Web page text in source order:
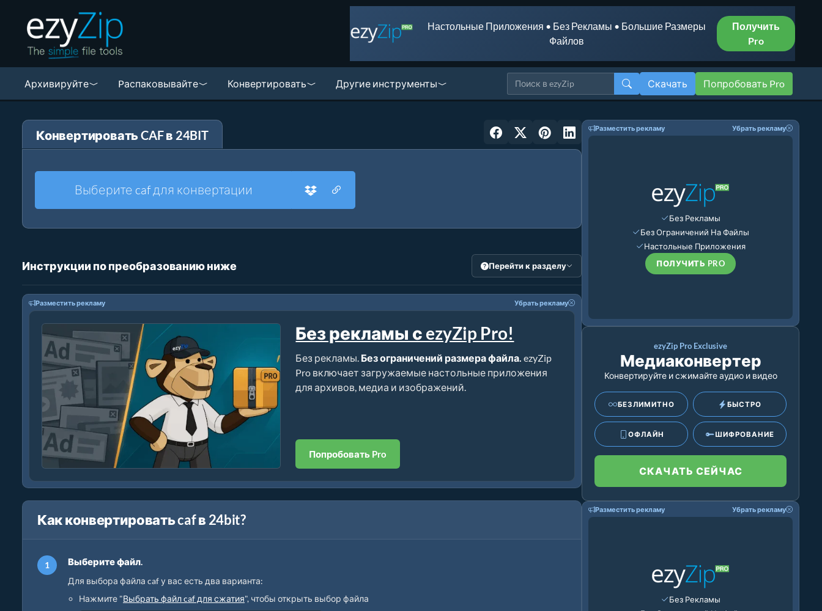
Настольные Приложения • Без Рекламы • Большие Размеры
Файлов
Получить
Pro
Архивируйте Pаспаковывайте Конвертировать Другие инструменты Скачать Попробовать Pro
Конвертировать CAF в 24BIT
Выберите caf для конвертации
Инструкции по преобразованию ниже Перейти к разделу
Разместить рекламу Убрать рекламу
Без рекламы с ezyZip Pro!
Без рекламы. Без ограничений размера файла. ezyZip
Pro включает загружаемые настольные приложения
для архивов, медиа и изображений.
Попробовать Pro
Как конвертировать caf в 24bit?
Выберите файл.
Для выбора файла caf у вас есть два варианта:
Нажмите "Выбрать файл caf для сжатия", чтобы открыть выбор файла
Разместить рекламу Убрать рекламу
Без Рекламы
Без Ограничений На Файлы
Настольные Приложения
ПОЛУЧИТЬ PRO
ezyZip Pro Exclusive
Медиаконвертер
Конвертируйте и сжимайте аудио и видео
БЕЗЛИМИТНО БЫСТРО
ОФЛАЙН ШИФРОВАНИЕ
СКАЧАТЬ СЕЙЧАС
Разместить рекламу Убрать рекламу
Без Рекламы